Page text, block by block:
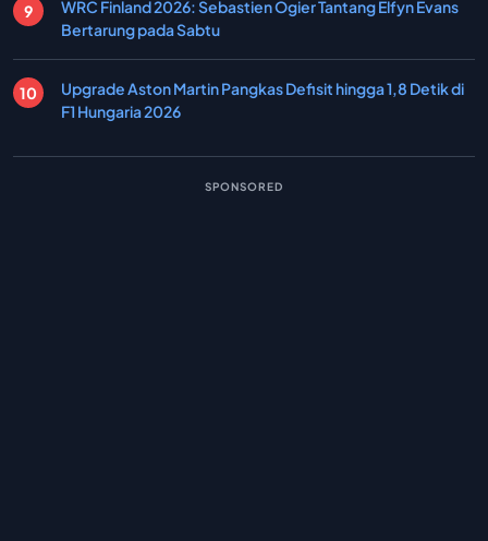
WRC Finland 2026: Sebastien Ogier Tantang Elfyn Evans
Bertarung pada Sabtu
Upgrade Aston Martin Pangkas Defisit hingga 1,8 Detik di
F1 Hungaria 2026
SPONSORED